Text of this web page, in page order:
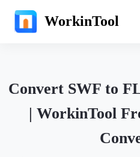
WorkinTool
Convert SWF to
| WorkinTool